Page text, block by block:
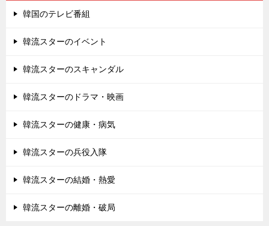
韓国のテレビ番組
韓流スターのイベント
韓流スターのスキャンダル
韓流スターのドラマ・映画
韓流スターの健康・病気
韓流スターの兵役入隊
韓流スターの結婚・熱愛
韓流スターの離婚・破局